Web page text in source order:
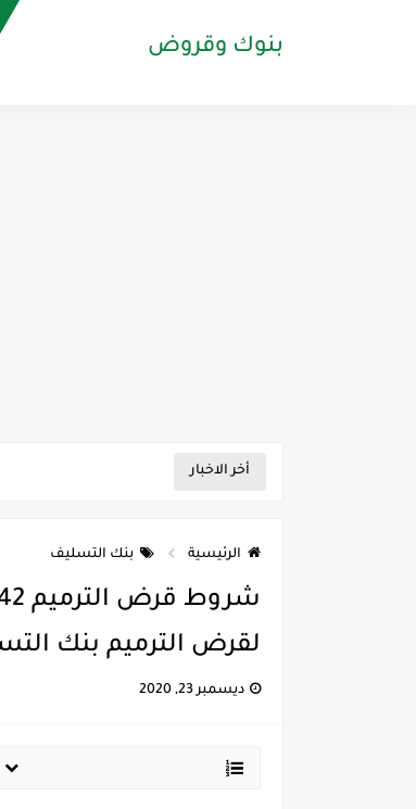
بنوك وقروض
أخر الاخبار
الرئيسية بنك التسليف
لقرض الترميم بنك
ديسمبر 23, 2020